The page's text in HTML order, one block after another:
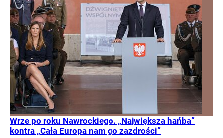
Wrze po roku Nawrockiego. „Największa hańba”
kontra „Cała Europa nam go zazdrości”